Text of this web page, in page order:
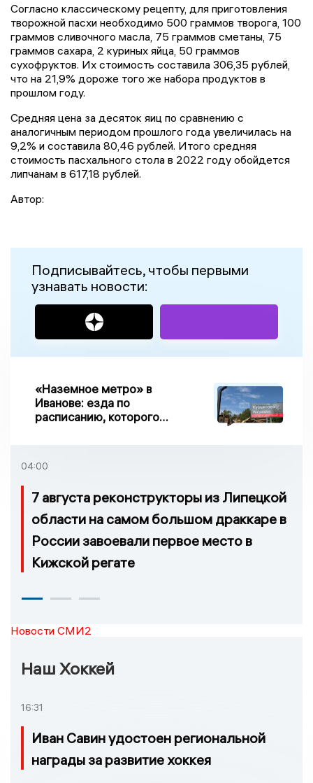
Согласно классическому рецепту, для приготовления
творожной пасхи необходимо 500 граммов творога, 100
граммов сливочного масла, 75 граммов сметаны, 75
граммов сахара, 2 куриных яйца, 50 граммов
сухофруктов. Их стоимость составила 306,35 рублей,
что на 21,9% дороже того же набора продуктов в
прошлом году.
Средняя цена за десяток яиц по сравнению с
аналогичным периодом прошлого года увеличилась на
9,2% и составила 80,46 рублей. Итого средняя
стоимость пасхального стола в 2022 году обойдется
липчанам в 617,18 рублей.
Автор:
Подписывайтесь, чтобы первыми
узнавать новости:
«Наземное метро» в
Иванове: езда по
расписанию, которого
04:00
7 августа реконструкторы из Липецкой
области на самом большом драккаре в
России завоевали первое место в
Кижской регате
Новости СМИ2
Наш Хоккей
16:31
Иван Савин удостоен региональной
награды за развитие хоккея